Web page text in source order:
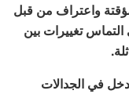
واعتراف من قبل
تغييرات بين
في الجدالات